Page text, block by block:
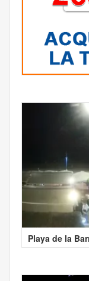
Playa de la